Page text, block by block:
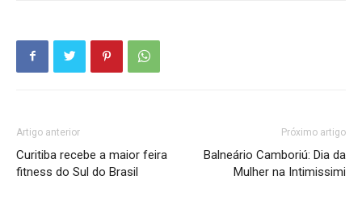
Artigo anterior
Curitiba recebe a maior feira
fitness do Sul do Brasil
Próximo artigo
Balneário Camboriú: Dia da
Mulher na Intimissimi